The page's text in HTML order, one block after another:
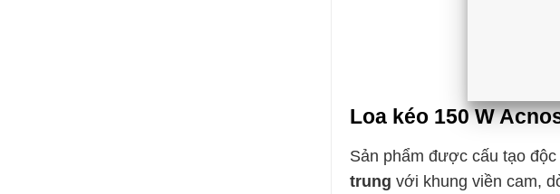
Loa kéo 150 W
Sản phẩm được cấu tạo
trung với khung viền cam,